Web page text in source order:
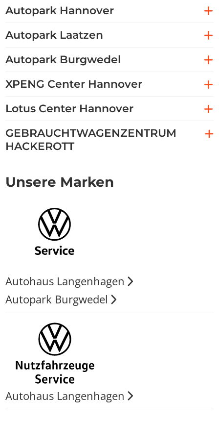
Autopark Hannover
Autopark Laatzen
Autopark Burgwedel
XPENG Center Hannover
Lotus Center Hannover
GEBRAUCHTWAGENZENTRUM
HACKEROTT
Unsere Marken
Autohaus Langenhagen
Autopark Burgwedel
Autohaus Langenhagen